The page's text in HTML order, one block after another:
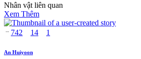
Nhân vật liên quan
Xem Thêm
742 14 1
An Huiyoon